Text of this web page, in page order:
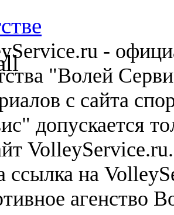
-
"Волей
с сайта
допускается
ссылка на
агенство